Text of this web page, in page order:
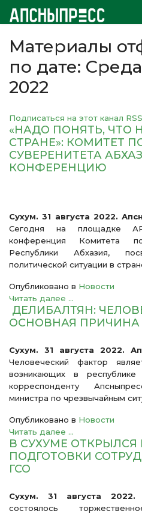
Материалы
по дате:
2022
Подписаться на этот канал RSS
«НАДО ПОНЯТЬ, ЧТО
СТРАНЕ»: КОМИТЕТ
СУВЕРЕНИТЕТА
КОНФЕРЕНЦИЮ
Сухум. 31 августа 2022.
Сегодня на площадке
конференция Комитета
Республики Абхазия,
политической ситуации в
Опубликовано в Новости
Читать далее ...
ДЕЛИБАЛТЯН:
ОСНОВНАЯ
Сухум. 31 августа 2022.
Человеческий фактор
возникающих в
корреспонденту
министра по чрезвычайным
Опубликовано в Новости
Читать далее ...
В СУХУМЕ ОТКРЫЛСЯ
ПОДГОТОВКИ
ГСО
Сухум. 31 августа 2022.
состоялось